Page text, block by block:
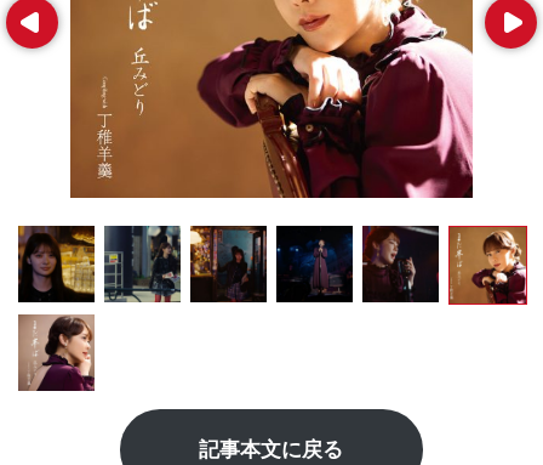
Prev Next
記事本文に戻る